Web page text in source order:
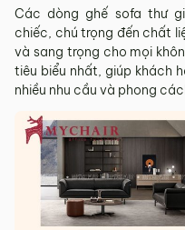
Các dòng ghế sofa thư
chiếc, chú trọng đến chất
và sang trọng cho mọi
tiêu biểu nhất, giúp khách
nhiều nhu cầu và phong